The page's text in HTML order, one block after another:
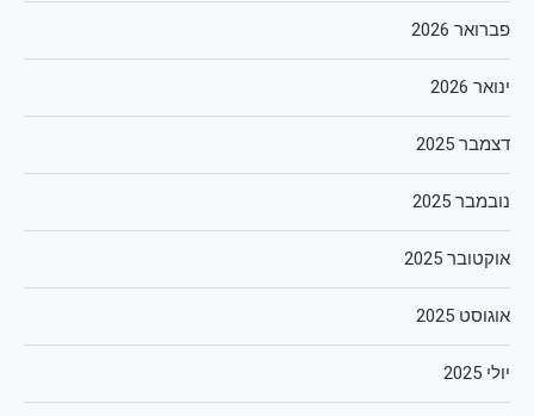
פברואר 2026
ינואר 2026
דצמבר 2025
נובמבר 2025
אוקטובר 2025
אוגוסט 2025
יולי 2025